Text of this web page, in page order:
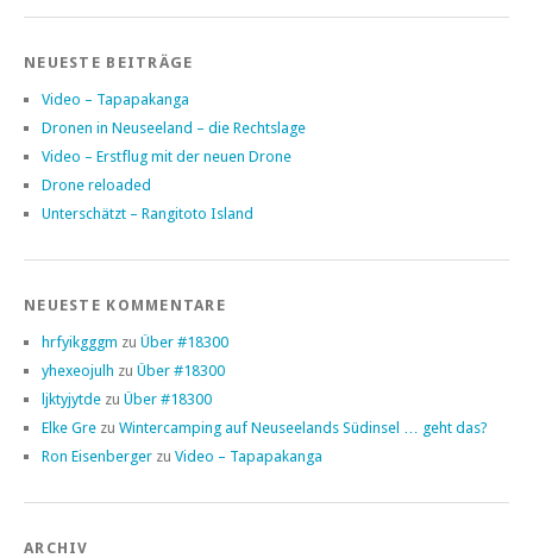
NEUESTE BEITRÄGE
Video – Tapapakanga
Dronen in Neuseeland – die Rechtslage
Video – Erstflug mit der neuen Drone
Drone reloaded
Unterschätzt – Rangitoto Island
NEUESTE KOMMENTARE
hrfyikgggm zu Über #18300
yhexeojulh zu Über #18300
ljktyjytde zu Über #18300
Elke Gre zu Wintercamping auf Neuseelands Südinsel … geht das?
Ron Eisenberger zu Video – Tapapakanga
ARCHIV